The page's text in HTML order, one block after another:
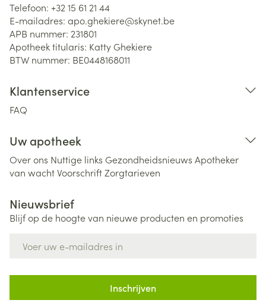
Telefoon: +32 15 61 21 44
E-mailadres: apo.ghekiere@skynet.be
APB nummer: 231801
Apotheek titularis: Katty Ghekiere
BTW nummer: BE0448168011
Klantenservice
FAQ
Uw apotheek
Over ons Nuttige links Gezondheidsnieuws Apotheker
van wachtVoorschriftZorgtarieven
Nieuwsbrief
Blijf op de hoogte van nieuwe producten en promoties
Inschrijven